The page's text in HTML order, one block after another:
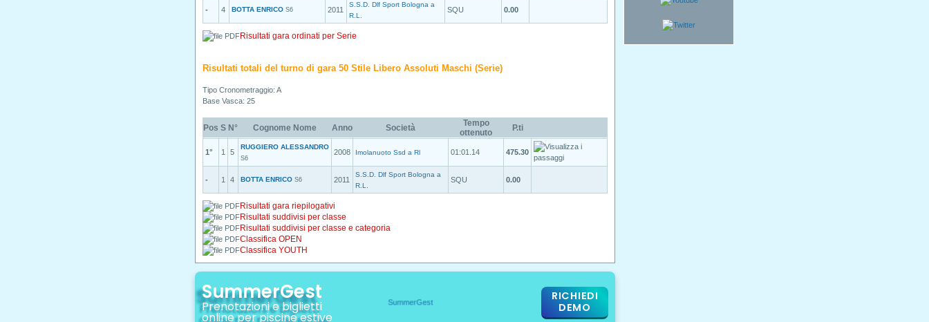
- 4 BOTTA ENRICO S6 2011
S.S.D. Dlf Sport Bologna a
R.L.
SQU 0.00
Risultati gara ordinati per Serie
Risultati totali del turno di gara 50 Stile Libero Assoluti Maschi (Serie)
Tipo Cronometraggio: A
Base Vasca: 25
Pos S N° Cognome Nome Anno Società
Tempo
ottenuto
P.ti
1° 1 5
RUGGIERO ALESSANDRO
S6
2008 Imolanuoto Ssd a Rl 01:01.14 475.30
- 1 4 BOTTA ENRICO S6 2011
S.S.D. Dlf Sport Bologna a
R.L.
SQU 0.00
Risultati gara riepilogativi
Risultati suddivisi per classe
Risultati suddivisi per classe e categoria
Classifica OPEN
Classifica YOUTH
SummerGest
Prenotazioni e biglietti
online per piscine estive
RICHIEDI
DEMO